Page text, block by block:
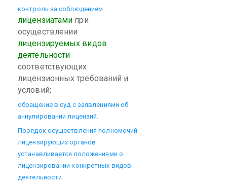
контроль за соблюдением
лицензиатами при
осуществлении
лицензируемых видов
деятельности
соответствующих
лицензионных требований и
условий;
обращение в суд с заявлениями об
аннулировании лицензий.
Порядок осуществления полномочий
лицензирующих органов
устанавливается положениями о
лицензировании конкретных видов
деятельности.